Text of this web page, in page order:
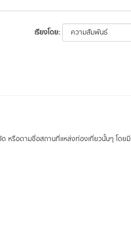
เรียงโดย
หรือตามชื่อสถานที่แหล่งท่องเที่ยวนั้นๆ โดย